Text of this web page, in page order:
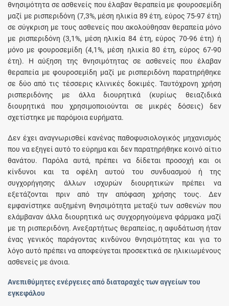
θνησιμότητα σε ασθενείς που έλαβαν θεραπεία με φουροσεμίδη
μαζί με ρισπεριδόνη (7,3%, μέση ηλικία 89 έτη, εύρος 75-97 έτη)
σε σύγκριση με τους ασθενείς που ακολούθησαν θεραπεία μόνο
με ρισπεριδόνη (3,1%, μέση ηλικία 84 έτη, εύρος 70-96 έτη) ή
μόνο με φουροσεμίδη (4,1%, μέση ηλικία 80 έτη, εύρος 67-90
έτη). Η αύξηση της θνησιμότητας σε ασθενείς που έλαβαν
θεραπεία με φουροσεμίδη μαζί με ρισπεριδόνη παρατηρήθηκε
σε δύο από τις τέσσερις κλινικές δοκιμές. Ταυτόχρονη χρήση
ρισπεριδόνης με άλλα διουρητικά (κυρίως θειαζιδικά
διουρητικά που χρησιμοποιούνται σε μικρές δόσεις) δεν
σχετίστηκε με παρόμοια ευρήματα.
Δεν έχει αναγνωρισθεί κανένας παθοφυσιολογικός μηχανισμός
που να εξηγεί αυτό το εύρημα και δεν παρατηρήθηκε κοινό αίτιο
θανάτου. Παρόλα αυτά, πρέπει να δίδεται προσοχή και οι
κίνδυνοι και τα οφέλη αυτού του συνδυασμού ή της
συγχορήγησης άλλων ισχυρών διουρητικών πρέπει να
εξετάζονται πριν από την απόφαση χρήσης τους. Δεν
εμφανίστηκε αυξημένη θνησιμότητα μεταξύ των ασθενών που
ελάμβαναν άλλα διουρητικά ως συγχορηγούμενα φάρμακα μαζί
με τη ρισπεριδόνη. Ανεξαρτήτως θεραπείας, η αφυδάτωση ήταν
ένας γενικός παράγοντας κινδύνου θνησιμότητας και για το
λόγο αυτό πρέπει να αποφεύγεται προσεκτικά σε ηλικιωμένους
ασθενείς με άνοια.
Ανεπιθύμητες ενέργειες από διαταραχές των αγγείων του
εγκεφάλου